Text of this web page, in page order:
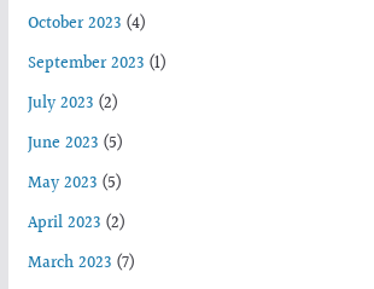
October 2023(4)
September 2023(1)
July 2023(2)
June 2023(5)
May 2023(5)
April 2023(2)
March 2023(7)